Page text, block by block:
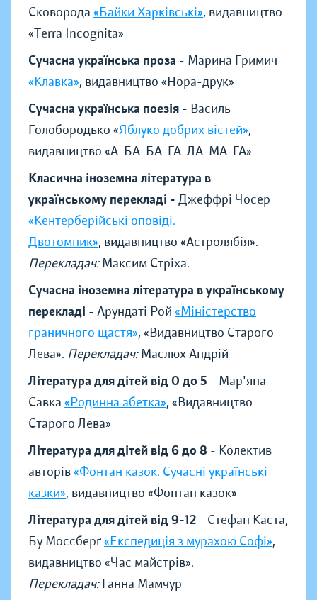
Сковорода «Байки Харківські», видавництво
«Terra Incognita»
Сучасна українська проза - Марина Гримич
«Клавка», видавництво «Нора-друк»
Сучасна українська поезія - Василь
Голобородько «Яблуко добрих вістей»,
видавництво «А-БА-БА-ГА-ЛА-МА-ГА»
Класична іноземна література в
українському перекладі - Джеффрі Чосер
«Кентерберійські оповіді.
Двотомник», видавництво «Астролябія».
Перекладач:Максим Стріха.
Сучасна іноземна література в українському
перекладі - Арундаті Рой «Міністерство
граничного щастя», «Видавництво Старого
Лева». Перекладач:Маслюх Андрій
Література для дітей від 0 до 5 - Мар'яна
Савка «Родинна абетка», «Видавництво
Старого Лева»
Література для дітей від 6 до 8 - Колектив
авторів«Фонтан казок. Сучасні українські
казки», видавництво «Фонтан казок»
Література для дітей від 9-12 - Стефан Каста,
Бу Моссберґ«Експедиція з мурахою Софі»,
видавництво «Час майстрів».
Перекладач:Ганна Мамчур